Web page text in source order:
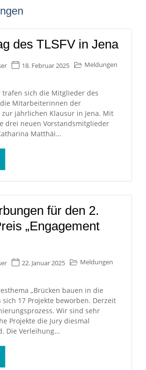
des TLSFV in Jena
18. Februar 2025
Meldungen
trafen sich die Mitglieder des
Mitarbeiterinnen der
zur jährlichen Klausur in Jena. Mit
drei neuen Vorstandsmitglieder
Matthäi...
für den 2.
„Engagement
22. Januar 2025
Meldungen
„Brücken bauen in die
sich 17 Projekte beworben. Derzeit
Wir sind sehr
Projekte die Jury diesmal
Die Verleihung...